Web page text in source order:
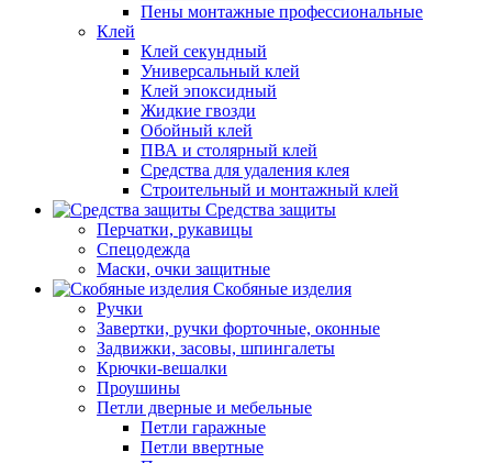
Пены монтажные профессиональные
Клей
Клей секундный
Универсальный клей
Клей эпоксидный
Жидкие гвозди
Обойный клей
ПВА и столярный клей
Средства для удаления клея
Строительный и монтажный клей
Средства защиты
Перчатки, рукавицы
Спецодежда
Маски, очки защитные
Скобяные изделия
Ручки
Завертки, ручки форточные, оконные
Задвижки, засовы, шпингалеты
Крючки-вешалки
Проушины
Петли дверные и мебельные
Петли гаражные
Петли ввертные